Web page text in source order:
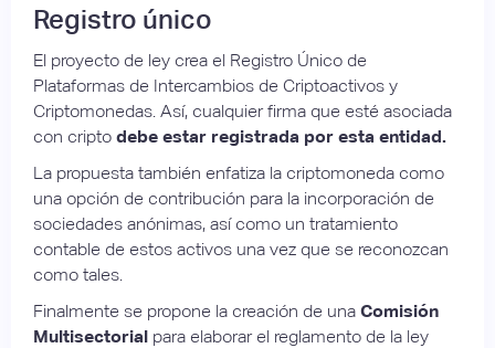
Registro único
El proyecto de ley crea el Registro Único de
Plataformas de Intercambios de Criptoactivos y
Criptomonedas. Así, cualquier firma que esté asociada
con cripto debe estar registrada por esta entidad.
La propuesta también enfatiza la criptomoneda como
una opción de contribución para la incorporación de
sociedades anónimas, así como un tratamiento
contable de estos activos una vez que se reconozcan
como tales.
Finalmente se propone la creación de una Comisión
Multisectorial para elaborar el reglamento de la ley